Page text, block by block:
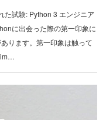
試験: Python 3 エンジニア
に出会った際の第一印象に
ります。第一印象は触って
im…